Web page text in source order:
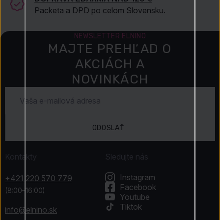
Packeta a DPD po celom Slovensku.
NEWSLETTER ELNINO
MAJTE PREHĽAD O
AKCIÁCH A
NOVINKÁCH
ODOSLAŤ
Kontakty
+421 220 570 779
(8:00–16:00)
info@elnino.sk
Sledujte nás
Instagram
Facebook
Youtube
Tiktok